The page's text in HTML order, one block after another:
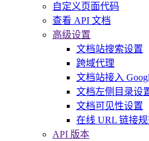
自定义页面代码
查看 API 文档
高级设置
文档站搜索设置
跨域代理
文档站接入
文档左侧目录设
文档可见性设置
在线 URL 链接
API 版本